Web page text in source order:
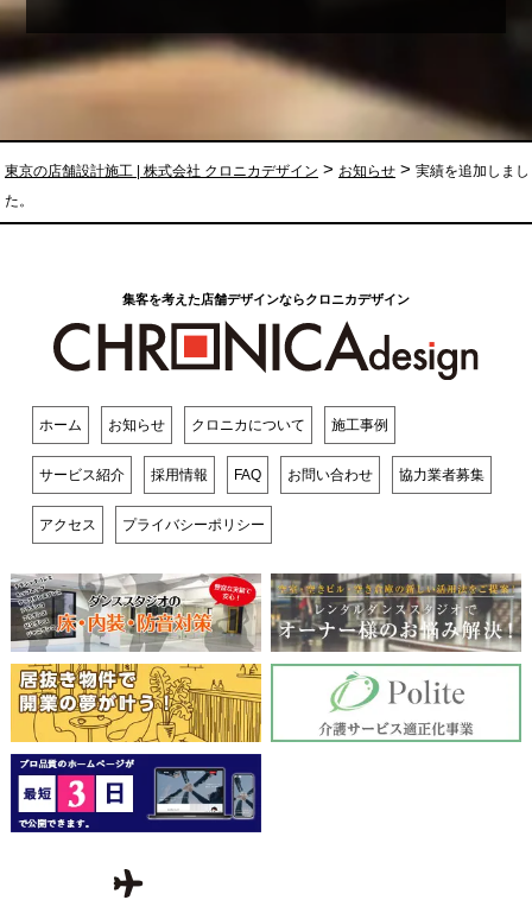
東京の店舗設計施工 | 株式会社 クロニカデザイン > お知らせ > 実績を追加しまし
た。
集客を考えた店舗デザインならクロニカデザイン
ホーム お知らせ クロニカについて 施工事例
サービス紹介 採用情報 FAQ お問い合わせ 協力業者募集
アクセス プライバシーポリシー